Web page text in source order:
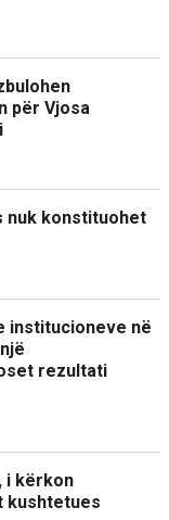
për Vjosa
nuk konstituohet
institucioneve në
rezultati
i kërkon
kushtetues